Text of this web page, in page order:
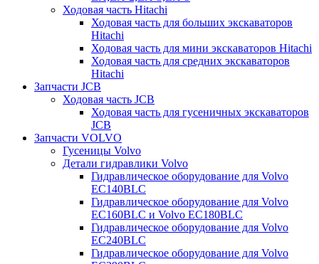
Ходовая часть Hitachi
Ходовая часть для больших экскаваторов
Hitachi
Ходовая часть для мини экскаваторов Hitachi
Ходовая часть для средних экскаваторов
Hitachi
Запчасти JCB
Ходовая часть JCB
Ходовая часть для гусеничных экскаваторов
JCB
Запчасти VOLVO
Гусеницы Volvo
Детали гидравлики Volvo
Гидравлическое оборудование для Volvo
EC140BLC
Гидравлическое оборудование для Volvo
EC160BLC и Volvo EC180BLC
Гидравлическое оборудование для Volvo
EC240BLC
Гидравлическое оборудование для Volvo